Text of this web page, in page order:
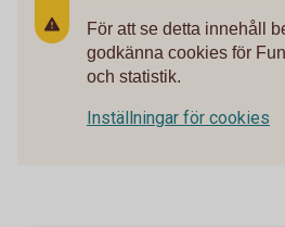
För att se detta innehåll
godkänna cookies för
och statistik.
Inställningar för cookies